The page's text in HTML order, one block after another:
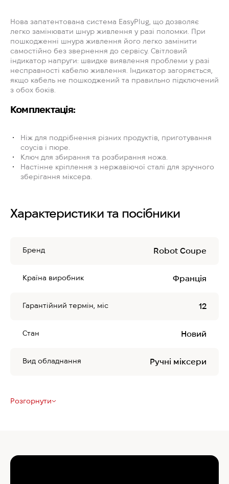
Нова запатентована система EasyPlug, що дозволяє
легко замінювати шнур живлення у разі поломки. При
пошкодженні шнура живлення його легко замінити
самостійно без звернення до сервісу. Світловий
індикатор напруги: швидке виявлення проблеми у разі
несправності кабелю живлення. Індикатор загоряється,
якщо кабель не пошкоджений та правильно підключений
з обох боків.
Комплектація:
Ніж для подрібнення різних продуктів, приготування
соусів і пюре.
Ключ для збирання та розбирання ножа.
Настінне кріплення з нержавіючої сталі для зручного
зберігання міксера.
Характеристики та посібники
Бренд Robot Coupe
Країна виробник Франція
Гарантійний термін, міс 12
Стан Новий
Вид обладнання Ручні міксери
Розгорнути